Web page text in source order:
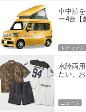
車中泊
ー4台【
トピックス
水陸両
たい、
ニュース